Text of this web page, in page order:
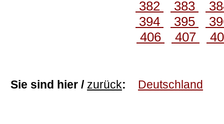
382
383
394
395
406
407
Sie sind hier / zurück: Deutschland